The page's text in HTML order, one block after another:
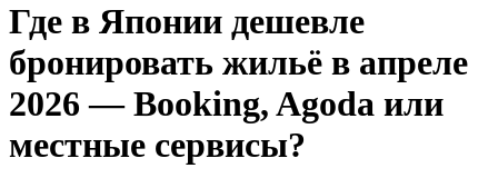
Где в Японии дешевле
бронировать жильё в апреле
2026 — Booking, Agoda или
местные сервисы?